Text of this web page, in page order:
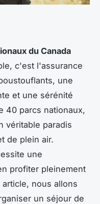
du Canada
c'est l'assurance
une
et une sérénité
40 parcs nationaux,
véritable paradis
de plein air.
une
profiter pleinement
nous allons
un séjour de